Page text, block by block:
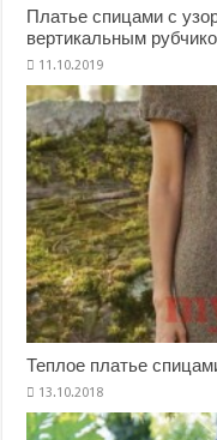
Платье спицами с
вертикальным
Теплое платье